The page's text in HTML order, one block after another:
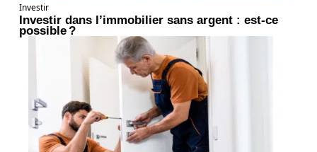
Investir
Investir dans l’immobilier sans argent : est-ce
possible ?